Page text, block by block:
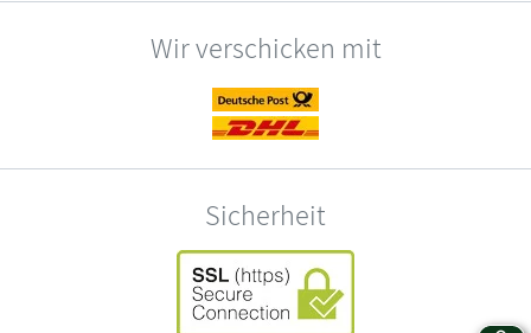
Wir verschicken mit
Sicherheit